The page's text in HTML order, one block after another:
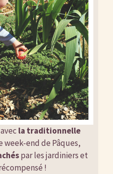
la traditionnelle
week-end de Pâques,
par les jardiniers et
!